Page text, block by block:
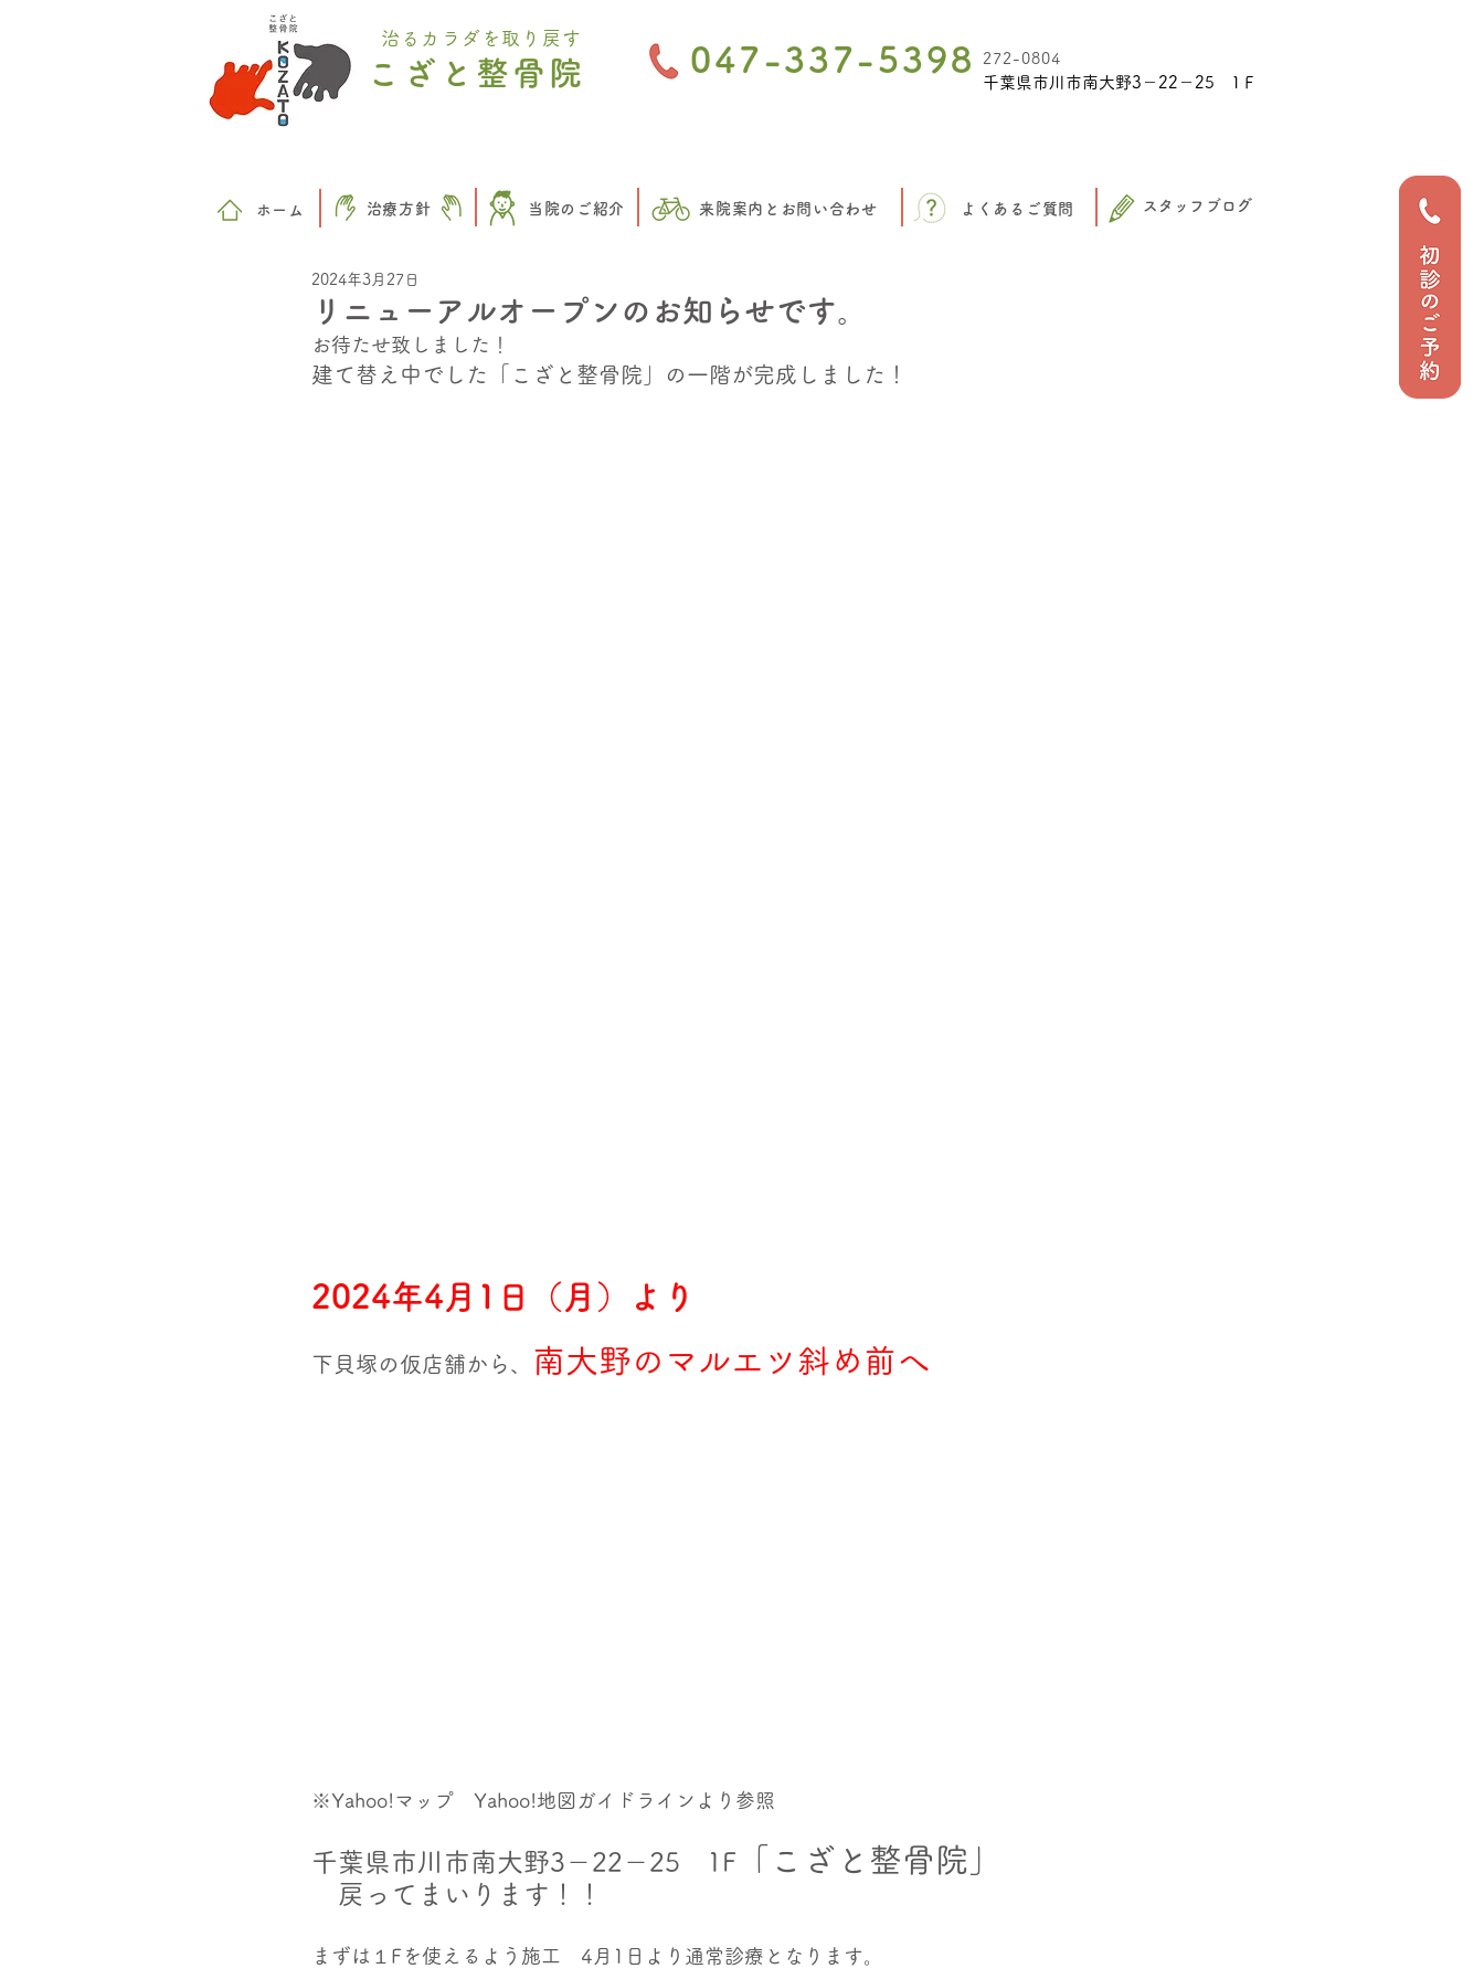
治るカラダを取り戻す
こざと整骨院 047-337-5398
千葉県市川市南大野3－22－25 1Ｆ
272-0804
​ホーム 治療方針 当院のご紹介 来院案内とお問い合わせ よくあるご質問 スタッフブログ
リニューアルオープンのお知らせです。
2024年3月27日
お待たせ致しました！
建て替え中でした「こざと整骨院」の一階が完成しました！
2024年4月1日（月）より
下貝塚の仮店舗から、 南大野のマルエツ斜め前へ
※Yahoo!マップ　Yahoo!地図ガイドラインより参照
千葉県市川市南大野3－22－25　1F 「こざと整骨院」
戻ってまいります！！
まずは１Fを使えるよう施工　4月1日より通常診療となります。